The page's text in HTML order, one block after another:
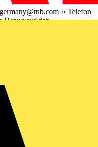
›› Telefon
Bezug auf den
und für
(Muster-
Landesrecht der
Die Kernforderung
Der Ausfall
von mindestens 30
Brandabschnitt führen.
Sicherheits-
(SVUV)
SVUV sind in
Räumen mit
ist eine Umhausung
Baustoffen
muss